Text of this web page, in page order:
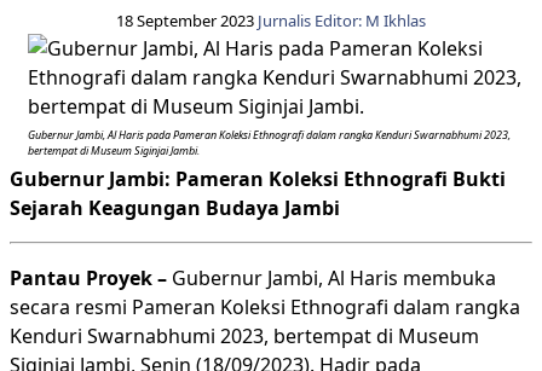
18 September 2023 Jurnalis Editor: M Ikhlas
Gubernur Jambi, Al Haris pada Pameran Koleksi Ethnografi dalam rangka Kenduri Swarnabhumi 2023,
bertempat di Museum Siginjai Jambi.
Gubernur Jambi: Pameran Koleksi Ethnografi Bukti
Sejarah Keagungan Budaya Jambi
Pantau Proyek – Gubernur Jambi, Al Haris membuka
secara resmi Pameran Koleksi Ethnografi dalam rangka
Kenduri Swarnabhumi 2023, bertempat di Museum
Siginjai Jambi, Senin (18/09/2023). Hadir pada